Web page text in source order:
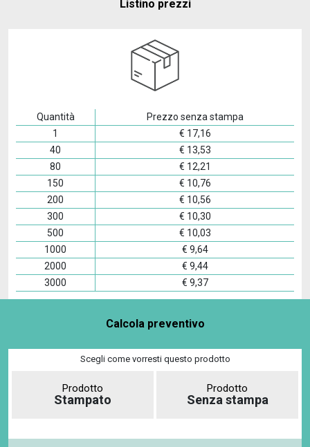
Listino prezzi
Quantità
Prezzo senza stampa
1
€ 17,16
40
€ 13,53
80
€ 12,21
150
€ 10,76
200
€ 10,56
300
€ 10,30
500
€ 10,03
1000
€ 9,64
2000
€ 9,44
3000
€ 9,37
Calcola preventivo
Scegli come vorresti questo prodotto
Prodotto
Stampato
Prodotto
Senza stampa